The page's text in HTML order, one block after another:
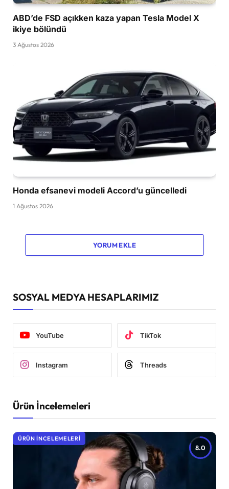
ABD’de FSD açıkken kaza yapan Tesla Model X
ikiye bölündü
3 Ağustos 2026
Honda efsanevi modeli Accord’u güncelledi
1 Ağustos 2026
YORUM EKLE
SOSYAL MEDYA HESAPLARIMIZ
YouTube TikTok
Instagram Threads
Ürün İncelemeleri
8.0
ÜRÜN İNCELEMELERI